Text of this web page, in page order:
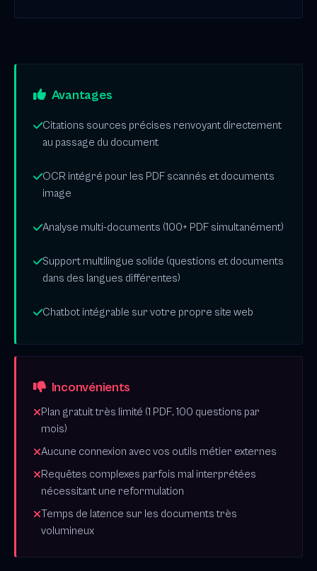
Avantages
Citations sources précises renvoyant directement
au passage du document
OCR intégré pour les PDF scannés et documents
image
Analyse multi-documents (100+ PDF simultanément)
Support multilingue solide (questions et documents
dans des langues différentes)
Chatbot intégrable sur votre propre site web
Inconvénients
Plan gratuit très limité (1 PDF, 100 questions par
mois)
Aucune connexion avec vos outils métier externes
Requêtes complexes parfois mal interprétées
nécessitant une reformulation
Temps de latence sur les documents très
volumineux